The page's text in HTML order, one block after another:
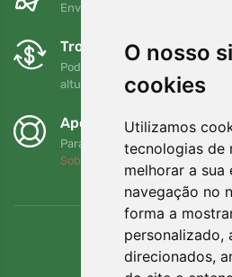
O nosso
cookies
Utilizamos
tecnologias de
melhorar a sua
navegação no
forma a
personalizado,
direcionados,
Envio gratuito para
Trocas e devoluções
Pode devolver ou trocar a sua
altura no prazo de 90 dias
Apoiamos a Trees.org
Para cada encomenda
Sobre nós